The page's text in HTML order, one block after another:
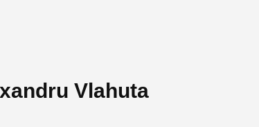
Vlahuta